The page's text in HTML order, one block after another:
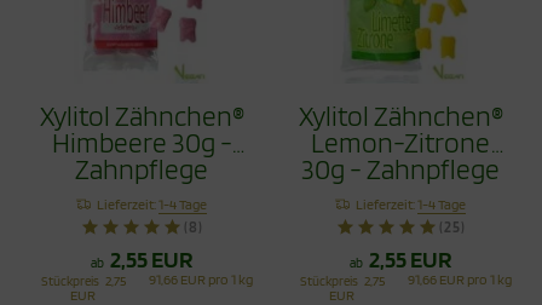
Xylitol Zähnchen®
Himbeere 30g -
Zahnpflege
Bonbons
Lieferzeit:1-4 Tage
(8)
ab 2,55 EUR
Stückpreis 2,75
EUR
91,66 EUR pro 1 kg
Xylitol Zähnchen®
Lemon-Zitrone
30g - Zahnpflege
Bonbons
Lieferzeit:1-4 Tage
(25)
ab 2,55 EUR
Stückpreis 2,75
EUR
91,66 EUR pro 1 kg